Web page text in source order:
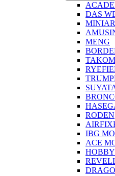
DAS
MENG
TAKOM
RODEN
IBG
ACE
HOBBY